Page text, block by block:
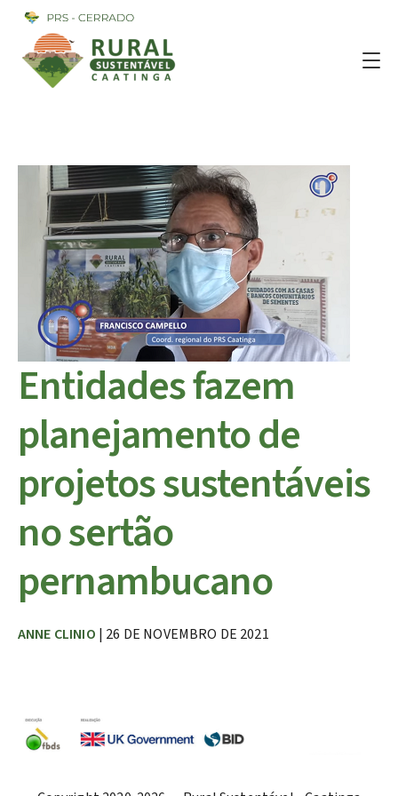
Entidades fazem
planejamento de
projetos sustentáveis
no sertão
pernambucano
ANNE CLINIO | 26 DE NOVEMBRO DE 2021